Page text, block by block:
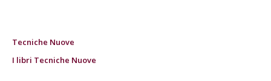
Tecniche Nuove
I libri Tecniche Nuove